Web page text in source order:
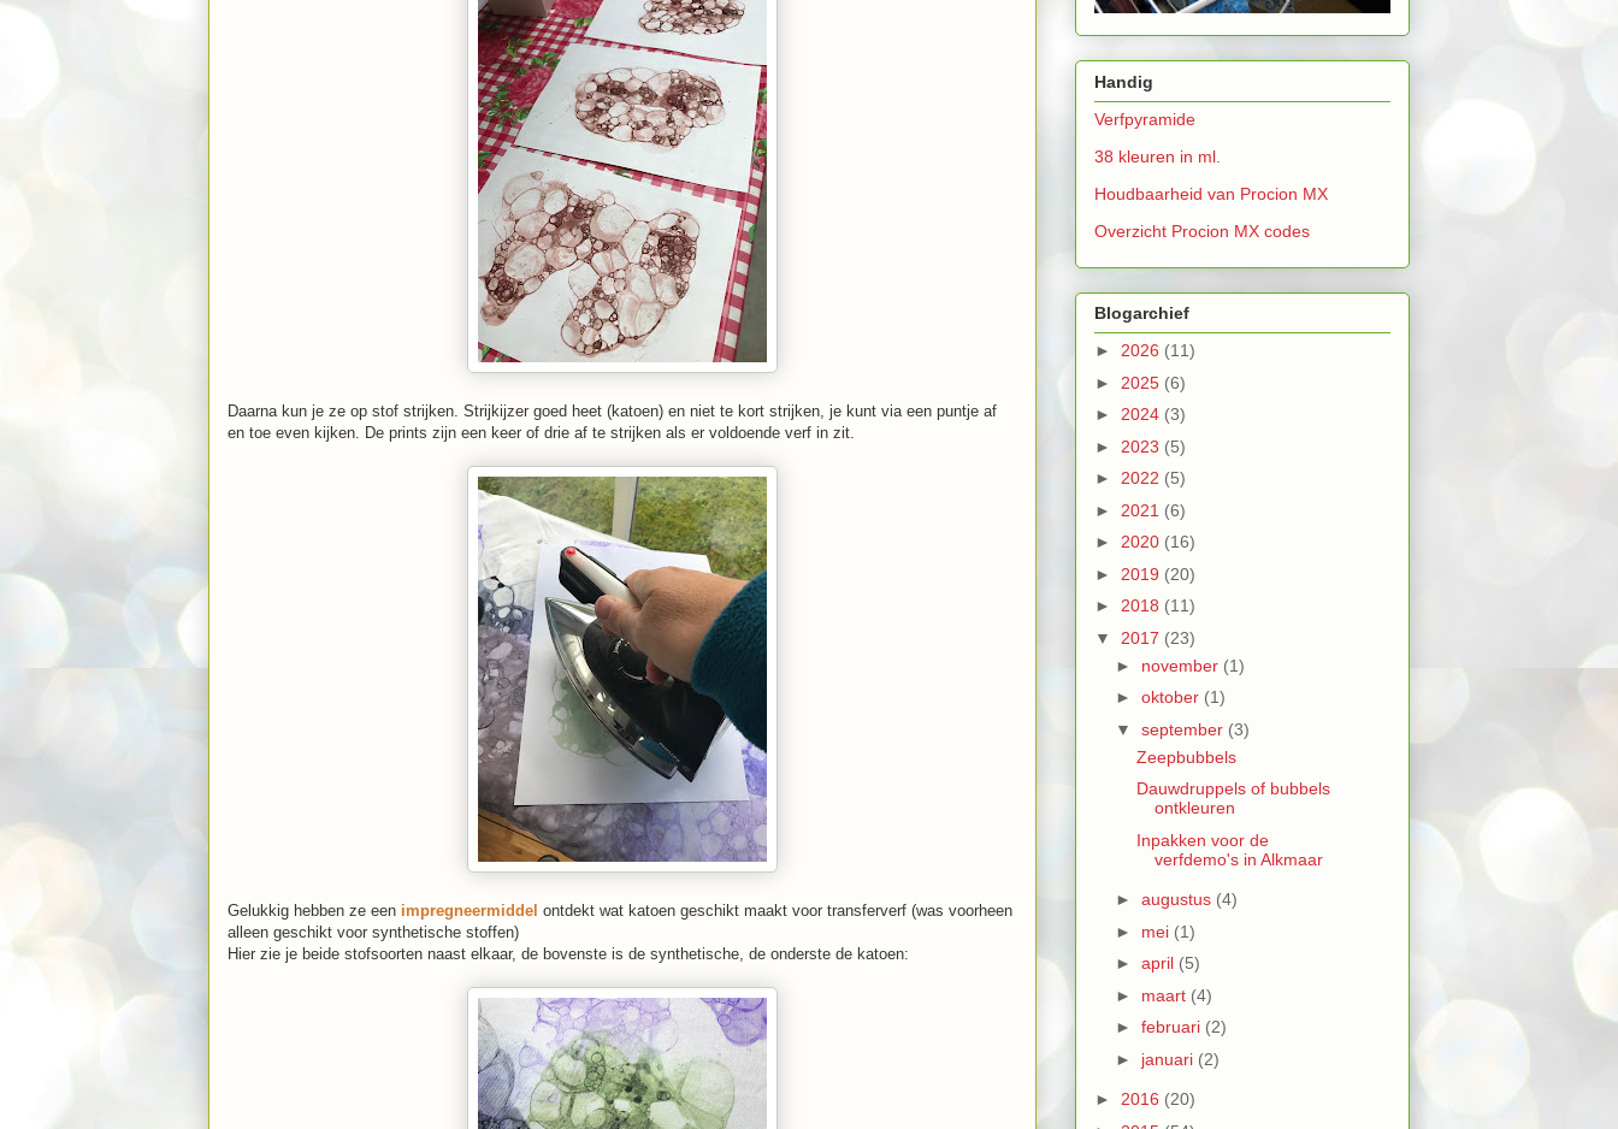
Daarna kun je ze op stof strijken. Strijkijzer goed heet (katoen) en niet te kort strijken, je kunt via een puntje af
en toe even kijken. De prints zijn een keer of drie af te strijken als er voldoende verf in zit.
Gelukkig hebben ze een impregneermiddel ontdekt wat katoen geschikt maakt voor transferverf (was voorheen
alleen geschikt voor synthetische stoffen)
Hier zie je beide stofsoorten naast elkaar, de bovenste is de synthetische, de onderste de katoen:
Handig
Verfpyramide
38 kleuren in ml.
Houdbaarheid van Procion MX
Overzicht Procion MX codes
Blogarchief
► 2026 (11)
► 2025 (6)
► 2024 (3)
► 2023 (5)
► 2022 (5)
► 2021 (6)
► 2020 (16)
► 2019 (20)
► 2018 (11)
▼ 2017 (23)
► november (1)
► oktober (1)
▼ september (3)
Zeepbubbels
Dauwdruppels of bubbels
ontkleuren
Inpakken voor de
verfdemo's in Alkmaar
► augustus (4)
► mei (1)
► april (5)
► maart (4)
► februari (2)
► januari (2)
► 2016 (20)